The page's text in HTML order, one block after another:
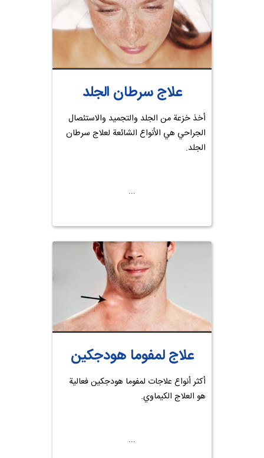
علاج سرطان الجلد
أخذ خزعة من الجلد والتجميد والاستئصال
الجراحي هي الأنواع الشائعة لعلاج سرطان
الجلد.
علاج لمفوما هودجكين
أكثر أنواع علاجات لمفوما هودجكين فعالية
هو العلاج الكيماوي.